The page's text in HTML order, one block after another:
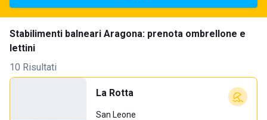
Stabilimenti balneari Aragona: prenota ombrellone e
lettini
10 Risultati
La Rotta
San Leone